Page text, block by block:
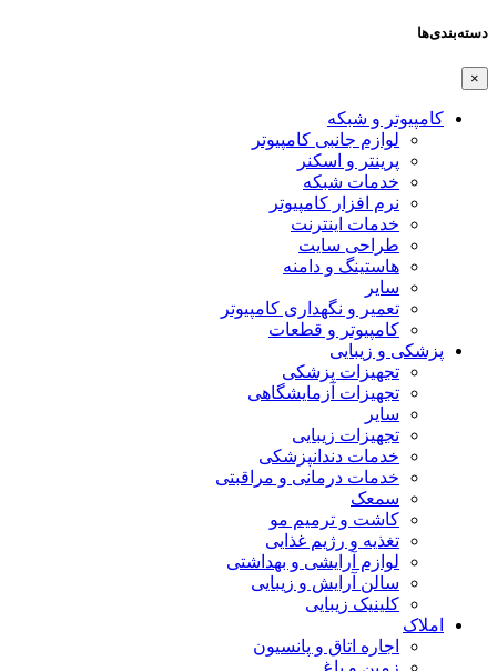
دسته‌بندی‌ها
×
کامپیوتر و شبکه
لوازم جانبی کامپیوتر
پرینتر و اسکنر
خدمات شبکه
نرم افزار کامپیوتر
خدمات اینترنت
طراحی سایت
هاستینگ و دامنه
سایر
تعمیر و نگهداری کامپیوتر
کامپیوتر و قطعات
پزشکی و زیبایی
تجهیزات پزشکی
تجهیزات آزمایشگاهی
سایر
تجهیزات زیبایی
خدمات دندانپزشکی
خدمات درمانی و مراقبتی
سمعک
کاشت و ترمیم مو
تغذیه و رژیم غذایی
لوازم آرایشی و بهداشتی
سالن آرایش و زیبایی
کلینیک زیبایی
املاک
اجاره اتاق و پانسیون